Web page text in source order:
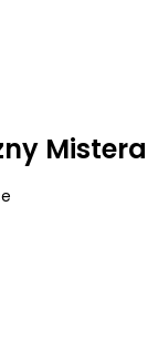
Mistera